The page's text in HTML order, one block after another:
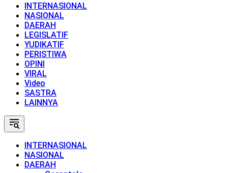
INTERNASIONAL
NASIONAL
DAERAH
LEGISLATIF
YUDIKATIF
PERISTIWA
OPINI
VIRAL
Video
SASTRA
LAINNYA
INTERNASIONAL
NASIONAL
DAERAH